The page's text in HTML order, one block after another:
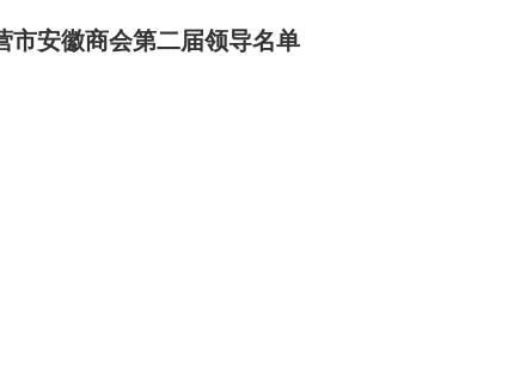
市安徽商会第二届领导名单